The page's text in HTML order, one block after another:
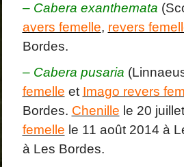
– Cabera exanthemata
avers femelle, revers
Bordes.
– Cabera pusaria
femelle et Imago revers
Bordes. Chenille le 20
femelle le 11 août 2014 à
à Les Bordes.